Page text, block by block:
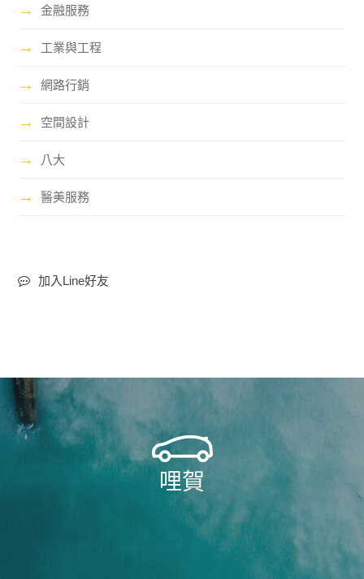
→ 金融服務
→ 工業與工程
→ 網路行銷
→ 空間設計
→ 八大
→ 醫美服務
加入Line好友
哩賀